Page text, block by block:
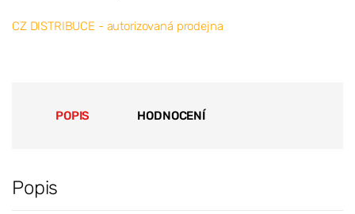
CZ DISTRIBUCE - autorizovaná prodejna
POPIS HODNOCENÍ
Popis